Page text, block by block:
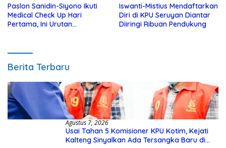
Paslon Sanidin-Siyono Ikuti
Medical Check Up Hari
Pertama, Ini Urutan
Iswanti-Mistius Mendaftarkan
Diri di KPU Seruyan Diantar
Diiringi Ribuan Pendukung
Berita Terbaru
Agustus 7, 2026
Usai Tahan 5 Komisioner KPU Kotim, Kejati
Kalteng Sinyalkan Ada Tersangka Baru di